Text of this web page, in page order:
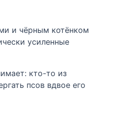
и чёрным котёнком
усиленные
кто-то из
псов вдвое его